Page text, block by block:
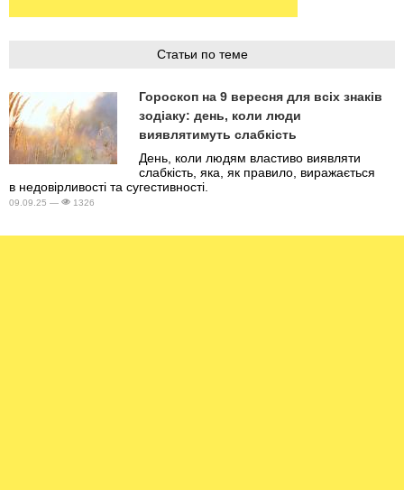
Статьи по теме
Гороскоп на 9 вересня для всіх знаків
зодіаку: день, коли люди
виявлятимуть слабкість
День, коли людям властиво виявляти
слабкість, яка, як правило, виражається
в недовірливості та сугестивності.
09.09.25 — 1326